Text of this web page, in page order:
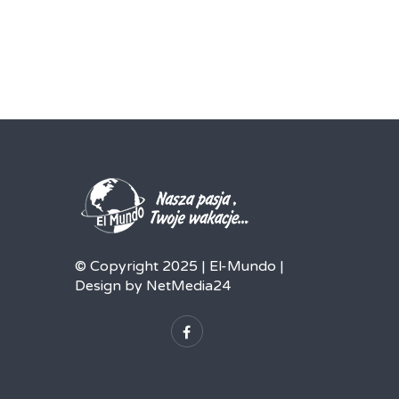
© Copyright 2025 | El-Mundo |
Design by NetMedia24